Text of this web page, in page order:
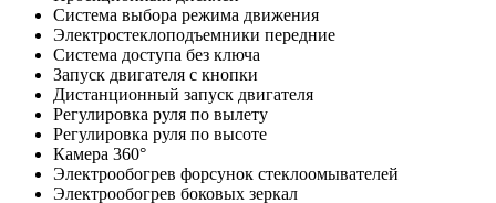
Система выбора режима движения
Электростеклоподъемники передние
Система доступа без ключа
Запуск двигателя с кнопки
Дистанционный запуск двигателя
Регулировка руля по вылету
Регулировка руля по высоте
Камера 360°
Электрообогрев форсунок стеклоомывателей
Электрообогрев боковых зеркал